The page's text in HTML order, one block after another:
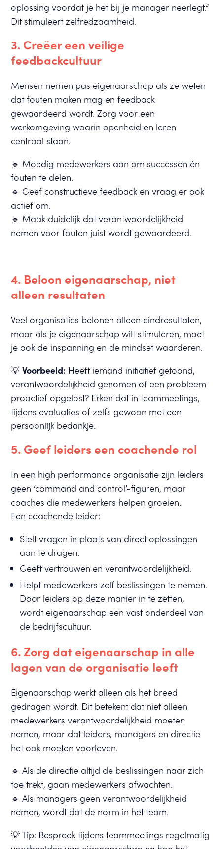
oplossing voordat je het bij je manager neerlegt.”
Dit stimuleert zelfredzaamheid.
3. Creëer een veilige
feedbackcultuur
Mensen nemen pas eigenaarschap als ze weten
dat fouten maken mag en feedback
gewaardeerd wordt. Zorg voor een
werkomgeving waarin openheid en leren
centraal staan.
🔹 Moedig medewerkers aan om successen én
fouten te delen.
🔹 Geef constructieve feedback en vraag er ook
actief om.
🔹 Maak duidelijk dat verantwoordelijkheid
nemen voor fouten juist wordt gewaardeerd.
4. Beloon eigenaarschap, niet
alleen resultaten
Veel organisaties belonen alleen eindresultaten,
maar als je eigenaarschap wilt stimuleren, moet
je ook de inspanning en de mindset waarderen.
💡Voorbeeld: Heeft iemand initiatief getoond,
verantwoordelijkheid genomen of een probleem
proactief opgelost? Erken dat in teammeetings,
tijdens evaluaties of zelfs gewoon met een
persoonlijk bedankje.
5. Geef leiders een coachende rol
In een high performance organisatie zijn leiders
geen ‘command and control’-figuren, maar
coaches die medewerkers helpen groeien.
Een coachende leider:
Stelt vragen in plaats van direct oplossingen
aan te dragen.
Geeft vertrouwen en verantwoordelijkheid.
Helpt medewerkers zelf beslissingen te nemen.
Door leiders op deze manier in te zetten,
wordt eigenaarschap een vast onderdeel van
de bedrijfscultuur.
6. Zorg dat eigenaarschap in alle
lagen van de organisatie leeft
Eigenaarschap werkt alleen als het breed
gedragen wordt. Dit betekent dat niet alleen
medewerkers verantwoordelijkheid moeten
nemen, maar dat leiders, managers en directie
het ook moeten voorleven.
🔹 Als de directie altijd de beslissingen naar zich
toe trekt, gaan medewerkers afwachten.
🔹 Als managers geen verantwoordelijkheid
nemen, wordt dat de norm in het team.
💡 Tip: Bespreek tijdens teammeetings regelmatig